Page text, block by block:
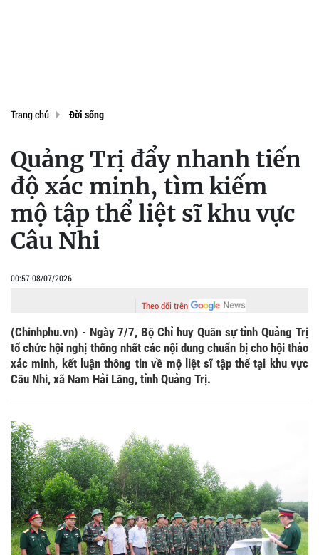
Trang chủ Đời sống
Quảng Trị đẩy nhanh tiến
độ xác minh, tìm kiếm
mộ tập thể liệt sĩ khu vực
Câu Nhi
00:57 08/07/2026
Theo dõi trên
(Chinhphu.vn) - Ngày 7/7, Bộ Chỉ huy Quân sự tỉnh Quảng Trị
tổ chức hội nghị thống nhất các nội dung chuẩn bị cho hội thảo
xác minh, kết luận thông tin về mộ liệt sĩ tập thể tại khu vực
Câu Nhi, xã Nam Hải Lăng, tỉnh Quảng Trị.